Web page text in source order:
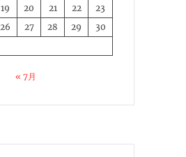
19 20 21 22
23
26 27 28 29
30
« 7月